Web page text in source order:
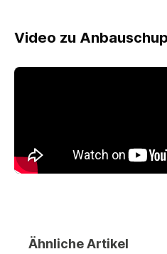
Video zu
Ähnliche Artikel